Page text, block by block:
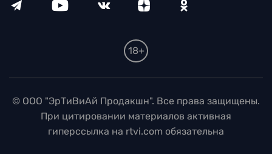
18+
© ООО "ЭрТиВиАй Продакшн". Все права защищены.
При цитировании материалов активная
гиперссылка на rtvi.com обязательна